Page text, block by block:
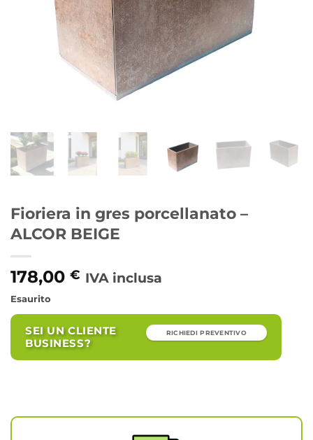
Fioriera in gres porcellanato –
ALCOR BEIGE
178,00 € IVA inclusa
Esaurito
SEI UN CLIENTE
BUSINESS?
RICHIEDI PREVENTIVO